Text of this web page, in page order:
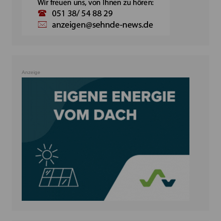
Anzeige